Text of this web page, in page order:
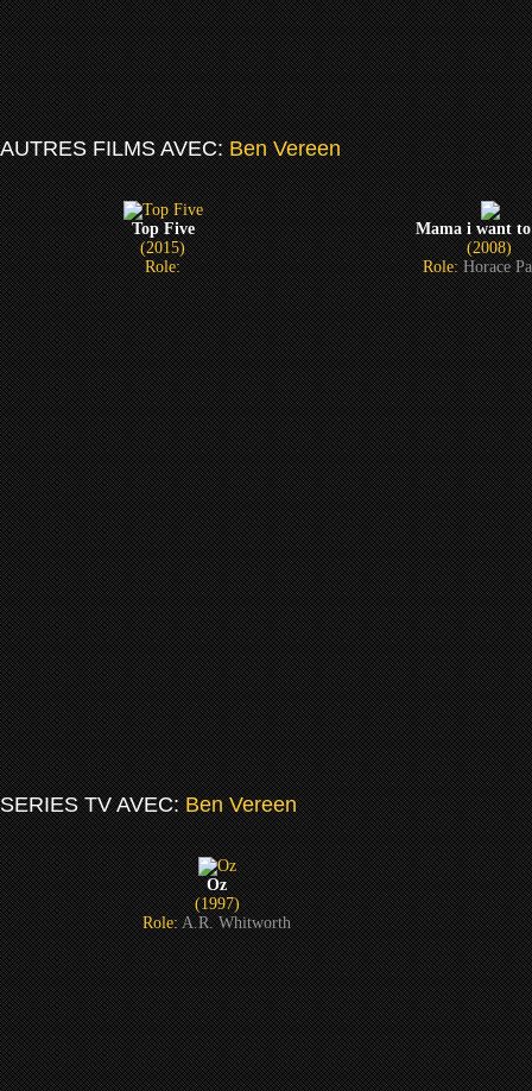
AUTRES FILMS AVEC:Ben Vereen
Top Five
(2015)
Role:
Mama i want
(2008)
Role:Horace
SERIES TV AVEC:Ben Vereen
Oz
(1997)
Role:A.R. Whitworth